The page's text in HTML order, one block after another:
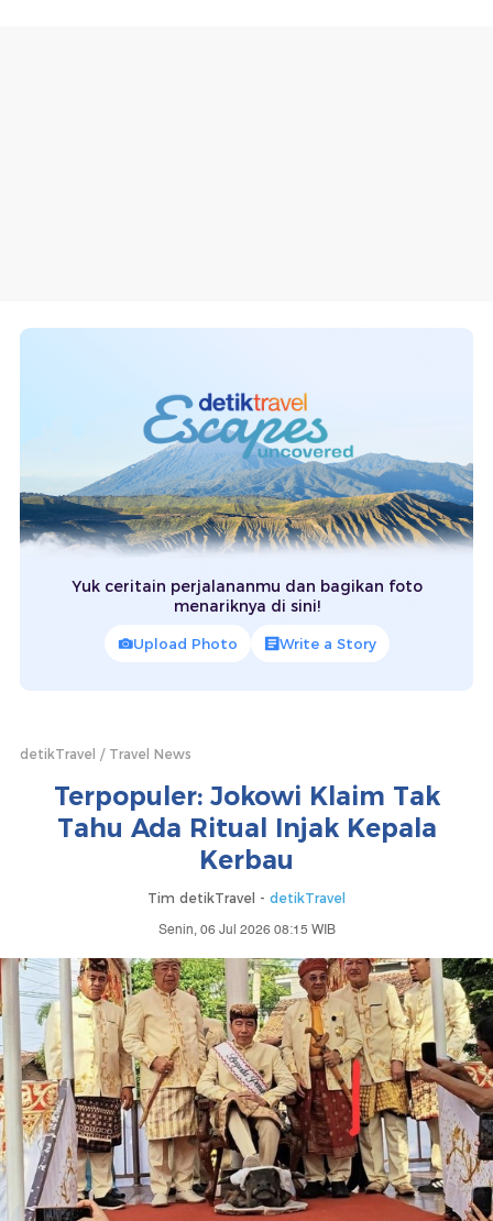
Yuk ceritain perjalananmu dan bagikan foto
menariknya di sini!
Upload Photo Write a Story
detikTravel Travel News
Terpopuler: Jokowi Klaim Tak
Tahu Ada Ritual Injak Kepala
Kerbau
Tim detikTravel - detikTravel
Senin, 06 Jul 2026 08:15 WIB